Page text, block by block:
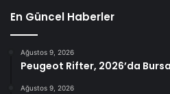
En Güncel Haberler
Ağustos 9, 2026
Peugeot Rifter, 2026’da
Ağustos 9, 2026